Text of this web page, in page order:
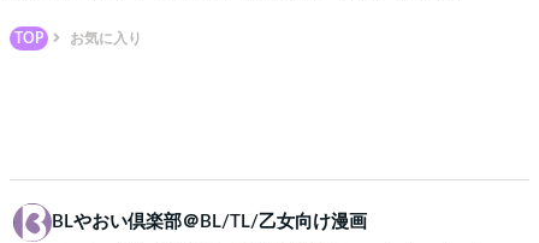
TOP お気に入り
BLやおい倶楽部＠BL/TL/乙女向け漫画